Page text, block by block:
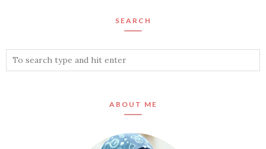
SEARCH
ABOUT ME